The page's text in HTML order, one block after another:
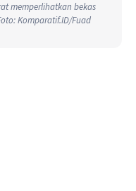
memperlihatkan bekas
Komparatif.ID/Fuad